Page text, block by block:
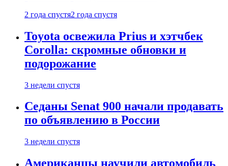
2 года спустя2 года спустя
Toyota освежила Prius и хэтчбек
Corolla: скромные обновки и
подорожание
3 недели спустя
Седаны Senat 900 начали продавать
по объявлению в России
3 недели спустя
Американцы научили автомобиль